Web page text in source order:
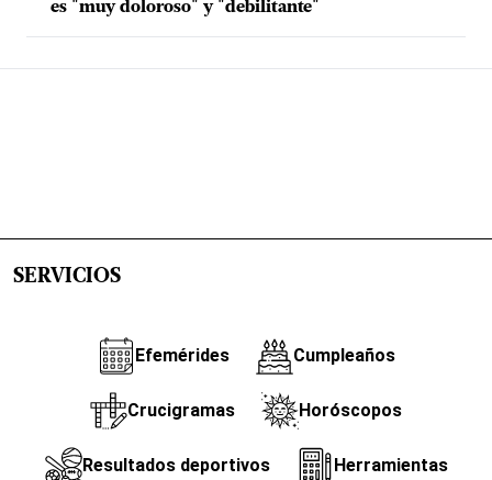
es "muy doloroso" y "debilitante"
SERVICIOS
Efemérides Cumpleaños
Crucigramas Horóscopos
Resultados deportivos Herramientas